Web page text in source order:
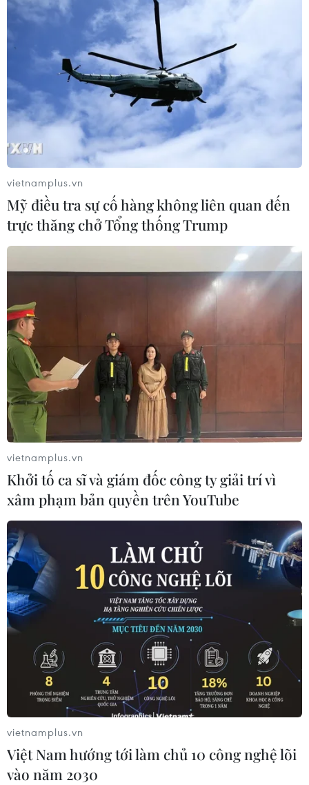
vietnamplus.vn
Mỹ điều tra sự cố hàng không liên quan đến
trực thăng chở Tổng thống Trump
vietnamplus.vn
Khởi tố ca sĩ và giám đốc công ty giải trí vì
xâm phạm bản quyền trên YouTube
vietnamplus.vn
Việt Nam hướng tới làm chủ 10 công nghệ lõi
vào năm 2030